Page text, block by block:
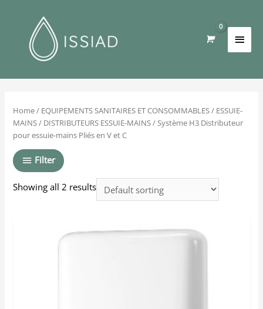
Home/ EQUIPEMENTS SANITAIRES ET CONSOMMABLES/ ESSUIE-
MAINS/ DISTRIBUTEURS ESSUIE-MAINS/ Système H3 Distributeur
pour essuie-mains Pliés en V et C
Filter
Showing all 2 results